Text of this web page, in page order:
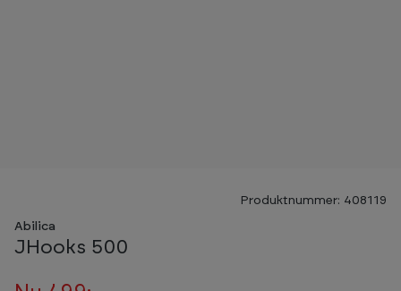
Produktnummer: 408119
Abilica
JHooks 500